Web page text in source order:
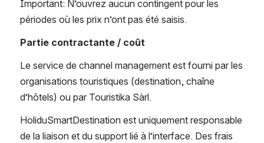
Important: N’ouvrez aucun contingent pour les
périodes où les prix n’ont pas été saisis.
Partie contractante / coût
Le service de channel management est fourni par les
organisations touristiques (destination, chaîne
d’hôtels) ou par Touristika Sàrl.
HoliduSmartDestination est uniquement responsable
de la liaison et du support lié à l’interface. Des frais